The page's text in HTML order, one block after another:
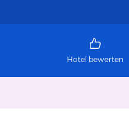
Hotel bewerten